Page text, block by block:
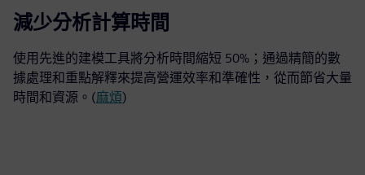
50%
減少分析計算時間
使用先進的建模工具將分析時間縮短 50%；通過精簡的數
據處理和重點解釋來提高營運效率和準確性，從而節省大量
時間和資源。(麻煩)